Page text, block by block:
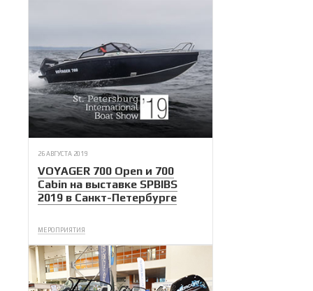
26 АВГУСТА 2019
VOYAGER 700 Open и 700
Cabin на выставке SPBIBS
2019 в Санкт-Петербурге
МЕРОПРИЯТИЯ